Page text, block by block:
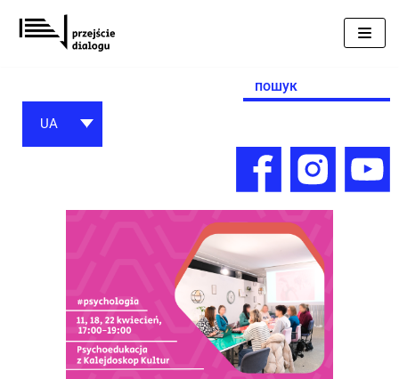
Перейти
до
Search
for:
UA